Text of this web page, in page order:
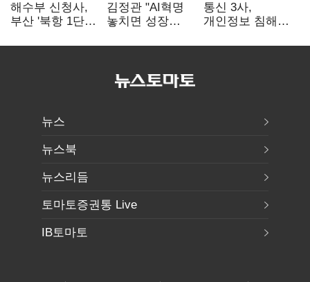
해수부 신청사,
부산 '북항 1단계'
완공 목표
김정관 "AI혁명
놓치면 성장
메가프로젝트·
통신 3사,
개인정보 침해
시정…공정위
뉴스
뉴스북
뉴스리듬
토마토증권통 Live
IB토마토